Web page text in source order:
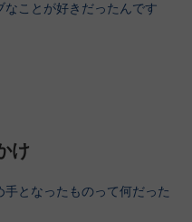
ことが好きだったんです
け
となったものって何だった